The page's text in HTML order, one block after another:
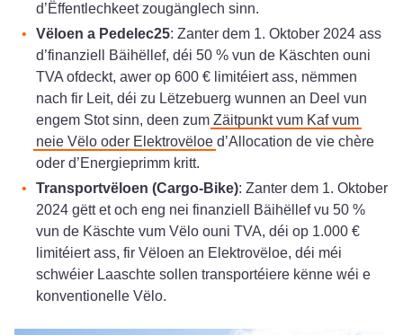
d’Ëffentlechkeet zougänglech sinn.
Vëloen a Pedelec25: Zanter dem 1. Oktober 2024 ass
d’finanziell Bäihëllef, déi 50 % vun de Käschten ouni
TVA ofdeckt, awer op 600 € limitéiert ass, nëmmen
nach fir Leit, déi zu Lëtzebuerg wunnen an Deel vun
engem Stot sinn, deen zum Zäitpunkt vum Kaf vum
neie Vëlo oder Elektrovëloe d’Allocation de vie chère
oder d’Energieprimm kritt.
Transportvëloen (Cargo-Bike): Zanter dem 1. Oktober
2024 gëtt et och eng nei finanziell Bäihëllef vu 50 %
vun de Käschte vum Vëlo ouni TVA, déi op 1.000 €
limitéiert ass, fir Vëloen an Elektrovëloe, déi méi
schwéier Laaschte sollen transportéiere kënne wéi e
konventionelle Vëlo.